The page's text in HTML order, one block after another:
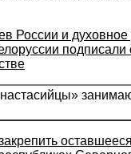
России и
подписали